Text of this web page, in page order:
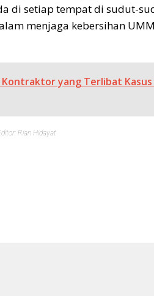
di setiap tempat di sudut-
menjaga kebersihan
Kontraktor yang Terlibat Kasus
Rian Hidayat